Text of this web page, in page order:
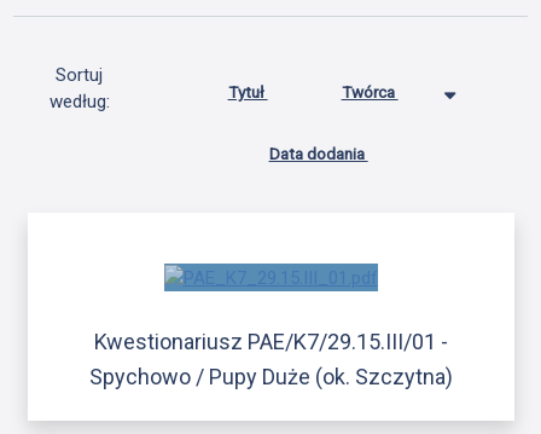
Sortuj
według:
Tytuł Twórca
Data dodania
Kwestionariusz PAE/K7/29.15.III/01 -
Spychowo / Pupy Duże (ok. Szczytna)